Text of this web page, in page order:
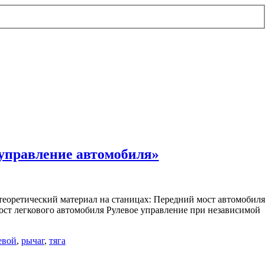
автомобиля»
материал на станицах: Передний мост автомобиля
легкового автомобиля Рулевое управление при независимой
, рычаг, тяга